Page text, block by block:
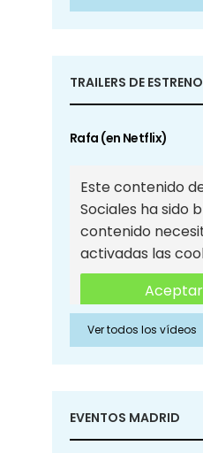
TRAILERS DE
Rafa (en Netflix)
Este contenido
Sociales ha sido
contenido
activadas las
Aceptar
Ver todos los vídeos
EVENTOS MADRID